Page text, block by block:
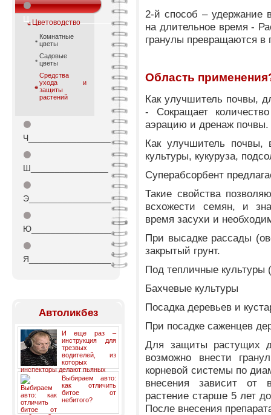
⚫
Ц_________________
Цветоводство
Комнатные
цветы
Садовые
цветы
Средства
ухода и
защиты
растений
⚫
Ч_________________
⚫
Ш________________
⚫
Э_________________
⚫
Ю_________________
⚫
Я_________________
Автоликбез
И еще раз –
инструкция для
трезвых
водителей, из
которых
инспекторы делают пьяных
Выбираем авто:
как отличить
битое от
небитого?
2-й способ – удержание
на длительное время -
гранулы превращаются в
Область
Как улучшитель почвы,
- Сокращает
аэрацию и дренаж почвы.
Как улучшитель почвы,
культуры, кукуруза,
Суперабсорбент
Такие свойства
всхожести семян, и
время засухи и
При высадке рассады
закрытый грунт.
Под тепличные культуры
Бахчевые культуры
Посадка деревьев и
При посадке саженцев
Для защиты растущих
возможно внести
корневой системы по
внесения зависит от
растение старше 5 лет
После внесения